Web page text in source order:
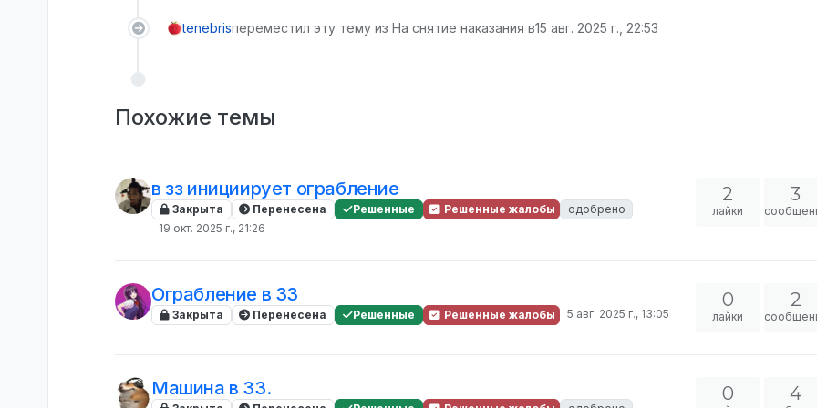
tenebrisпереместил эту тему из На снятие наказания в15 авг. 2025 г., 22:53
Похожие темы
в зз инициирует ограбление
Закрыта Перенесена Решенные Решенные жалобы
одобрено
19 окт. 2025 г., 21:26
2
лайки
3
Ограбление в ЗЗ
Закрыта Перенесена Решенные Решенные жалобы 5 авг. 2025 г., 13:05
0
лайки
2
Машина в ЗЗ. 0 4